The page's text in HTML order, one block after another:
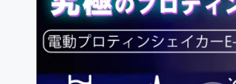
ビジネス・起業
まちづくり・地域活性化